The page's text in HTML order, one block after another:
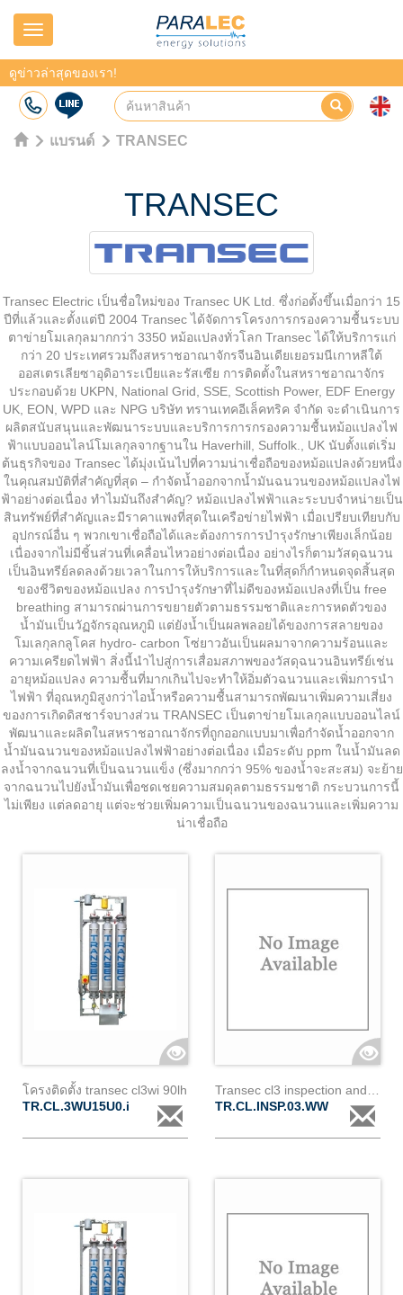
Navigation
ดูข่าวล่าสุดของเรา!
แบรนด์ TRANSEC
TRANSEC
Transec Electric เป็นชื่อใหม่ของ Transec UK Ltd. ซึ่งก่อตั้งขึ้นเมื่อกว่า 15
ปีที่แล้วและตั้งแต่ปี 2004 Transec ได้จัดการโครงการกรองความชื้นระบบ
ตาข่ายโมเลกุลมากกว่า 3350 หม้อแปลงทั่วโลก Transec ได้ให้บริการแก่
กว่า 20 ประเทศรวมถึงสหราชอาณาจักรจีนอินเดียเยอรมนีเกาหลีใต้
ออสเตรเลียซาอุดิอาระเบียและรัสเซีย การติดตั้งในสหราชอาณาจักร
ประกอบด้วย UKPN, National Grid, SSE, Scottish Power, EDF Energy
UK, EON, WPD และ NPG บริษัท ทรานเทคอีเล็คทริค จำกัด จะดำเนินการ
ผลิตสนับสนุนและพัฒนาระบบและบริการการกรองความชื้นหม้อแปลงไฟ
ฟ้าแบบออนไลน์โมเลกุลจากฐานใน Haverhill, Suffolk., UK นับตั้งแต่เริ่ม
ต้นธุรกิจของ Transec ได้มุ่งเน้นไปที่ความน่าเชื่อถือของหม้อแปลงด้วยหนึ่ง
ในคุณสมบัติที่สำคัญที่สุด – กำจัดน้ำออกจากน้ำมันฉนวนของหม้อแปลงไฟ
ฟ้าอย่างต่อเนื่อง ทำไมมันถึงสำคัญ? หม้อแปลงไฟฟ้าและระบบจำหน่ายเป็น
สินทรัพย์ที่สำคัญและมีราคาแพงที่สุดในเครือข่ายไฟฟ้า เมื่อเปรียบเทียบกับ
อุปกรณ์อื่น ๆ พวกเขาเชื่อถือได้และต้องการการบำรุงรักษาเพียงเล็กน้อย
เนื่องจากไม่มีชิ้นส่วนที่เคลื่อนไหวอย่างต่อเนื่อง อย่างไรก็ตามวัสดุฉนวน
เป็นอินทรีย์ลดลงด้วยเวลาในการให้บริการและในที่สุดก็กำหนดจุดสิ้นสุด
ของชีวิตของหม้อแปลง การบำรุงรักษาที่ไม่ดีของหม้อแปลงที่เป็น free
breathing สามารถผ่านการขยายตัวตามธรรมชาติและการหดตัวของ
น้ำมันเป็นวัฏจักรอุณหภูมิ แต่ยังน้ำเป็นผลพลอยได้ของการสลายของ
โมเลกุลกลูโคส hydro- carbon โซ่ยาวอันเป็นผลมาจากความร้อนและ
ความเครียดไฟฟ้า สิ่งนี้นำไปสู่การเสื่อมสภาพของวัสดุฉนวนอินทรีย์เช่น
อายุหม้อแปลง ความชื้นที่มากเกินไปจะทำให้อิ่มตัวฉนวนและเพิ่มการนำ
ไฟฟ้า ที่อุณหภูมิสูงกว่าไอน้ำหรือความชื้นสามารถพัฒนาเพิ่มความเสี่ยง
ของการเกิดดิสชาร์จบางส่วน TRANSEC เป็นตาข่ายโมเลกุลแบบออนไลน์
พัฒนาและผลิตในสหราชอาณาจักรที่ถูกออกแบบมาเพื่อกำจัดน้ำออกจาก
น้ำมันฉนวนของหม้อแปลงไฟฟ้าอย่างต่อเนื่อง เมื่อระดับ ppm ในน้ำมันลด
ลงน้ำจากฉนวนที่เป็นฉนวนแข็ง (ซึ่งมากกว่า 95% ของน้ำจะสะสม) จะย้าย
จากฉนวนไปยังน้ำมันเพื่อชดเชยความสมดุลตามธรรมชาติ กระบวนการนี้
ไม่เพียง แต่ลดอายุ แต่จะช่วยเพิ่มความเป็นฉนวนของฉนวนและเพิ่มความ
น่าเชื่อถือ
โครงติดตั้ง transec cl3wi 90lh
TR.CL.3WU15U0.i
Transec cl3 inspection and test
TR.CL.INSP.03.WW